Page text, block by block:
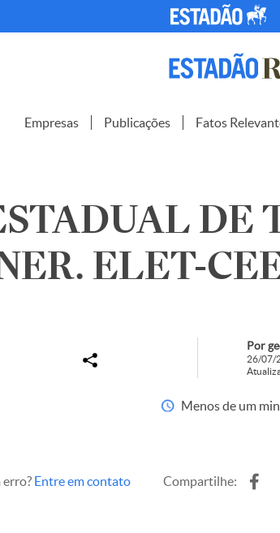
Empresas Publicações Fatos
DE
ELET-
Por
26/07/
Menos de um
Entre em contato Compartilhe: